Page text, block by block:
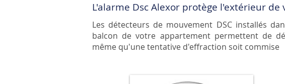
L'alarme Dsc Alexor protège l'extérieur
Les détecteurs de mouvement DSCinstallés
balcon de votre appartement permettent de
même qu'une tentative d'effraction soit commise